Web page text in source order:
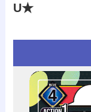
U★